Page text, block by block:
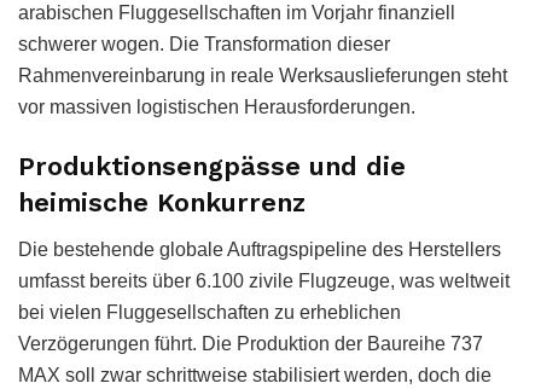
arabischen Fluggesellschaften im Vorjahr finanziell
schwerer wogen. Die Transformation dieser
Rahmenvereinbarung in reale Werksauslieferungen steht
vor massiven logistischen Herausforderungen.
Produktionsengpässe und die
heimische Konkurrenz
Die bestehende globale Auftragspipeline des Herstellers
umfasst bereits über 6.100 zivile Flugzeuge, was weltweit
bei vielen Fluggesellschaften zu erheblichen
Verzögerungen führt. Die Produktion der Baureihe 737
MAX soll zwar schrittweise stabilisiert werden, doch die